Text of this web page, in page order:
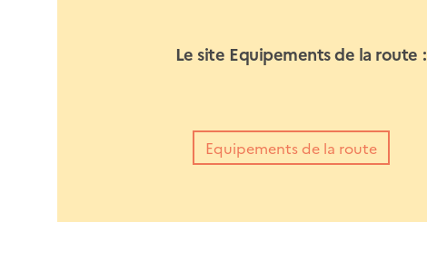
Le site Equipements de la route :
Equipements de la route